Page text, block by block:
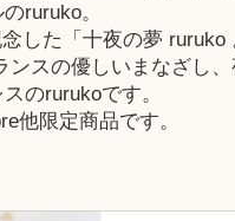
ruruko。
した「十夜の夢 ruruko
ンスの優しいまなざし
のrurukoです。
他限定商品です。